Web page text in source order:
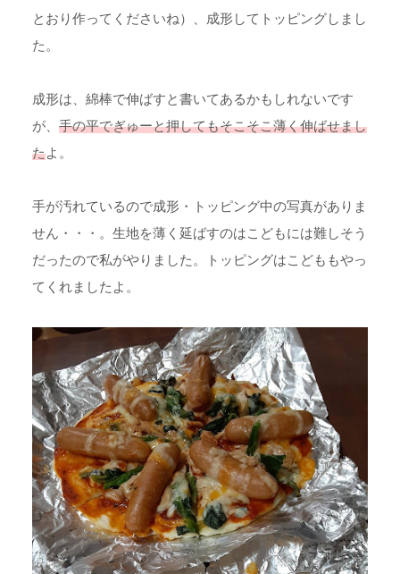
とおり作ってくださいね）、成形してトッピングしまし
た。
成形は、綿棒で伸ばすと書いてあるかもしれないです
が、 手の平でぎゅーと押してもそこそこ薄く伸ばせまし
たよ。
手が汚れているので成形・トッピング中の写真がありま
せん・・・。生地を薄く延ばすのはこどもには難しそう
だったので私がやりました。トッピングはこどももやっ
てくれましたよ。